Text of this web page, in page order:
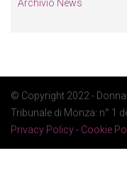
Archivio News
© Copyright 2022 -
Tribunale di Monza: n° 1
Privacy Policy- Cookie